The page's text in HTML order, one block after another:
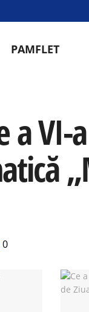
PAMFLET
a VI-
0